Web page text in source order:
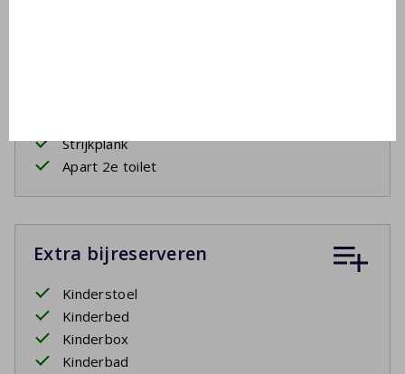
Strijkplank
Apart 2e toilet
Extra bijreserveren
Kinderstoel
Kinderbed
Kinderbox
Kinderbad